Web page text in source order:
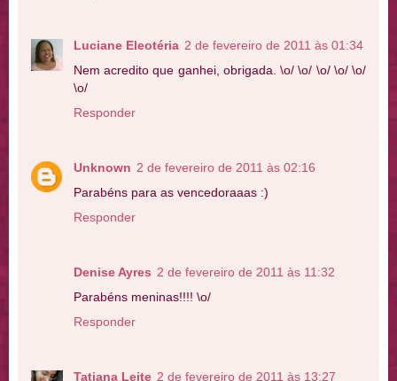
Luciane Eleotéria 2 de fevereiro de 2011 às 01:34
Nem acredito que ganhei, obrigada. \o/ \o/ \o/ \o/ \o/
\o/
Responder
Unknown 2 de fevereiro de 2011 às 02:16
Parabéns para as vencedoraaas :)
Responder
Denise Ayres 2 de fevereiro de 2011 às 11:32
Parabéns meninas!!!! \o/
Responder
Tatiana Leite 2 de fevereiro de 2011 às 13:27